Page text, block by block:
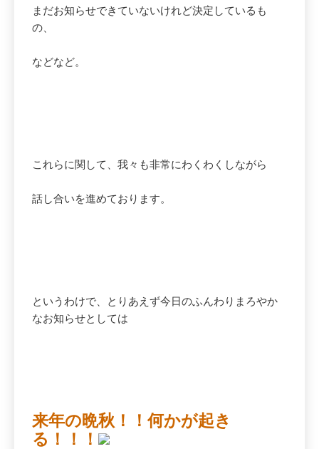
まだお知らせできていないけれど決定しているも
の、
などなど。
これらに関して、我々も非常にわくわくしながら
話し合いを進めております。
というわけで、とりあえず今日のふんわりまろやか
なお知らせとしては
来年の晩秋！！何かが起き
る！！！